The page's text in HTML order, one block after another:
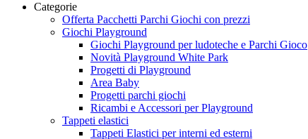
Categorie
Offerta Pacchetti Parchi Giochi con prezzi
Giochi Playground
Giochi Playground per ludoteche e Parchi Gioco
Novità Playground White Park
Progetti di Playground
Area Baby
Progetti parchi giochi
Ricambi e Accessori per Playground
Tappeti elastici
Tappeti Elastici per interni ed esterni